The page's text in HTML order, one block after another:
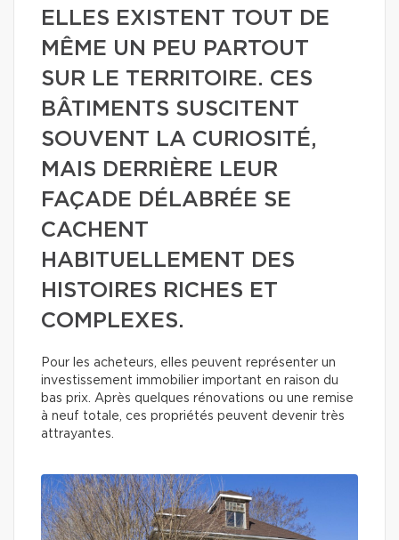
ELLES EXISTENT TOUT DE
MÊME UN PEU PARTOUT
SUR LE TERRITOIRE. CES
BÂTIMENTS SUSCITENT
SOUVENT LA CURIOSITÉ,
MAIS DERRIÈRE LEUR
FAÇADE DÉLABRÉE SE
CACHENT
HABITUELLEMENT DES
HISTOIRES RICHES ET
COMPLEXES.
Pour les acheteurs, elles peuvent représenter un
investissement immobilier important en raison du
bas prix. Après quelques rénovations ou une remise
à neuf totale, ces propriétés peuvent devenir très
attrayantes.